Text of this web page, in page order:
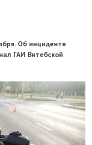
Об инциденте
ГАИ Витебской